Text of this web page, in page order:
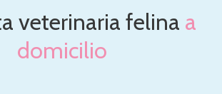
veterinaria felina a
domicilio